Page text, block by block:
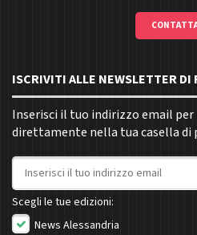
ISCRIVITI ALLE NEWSLETTER DI
Inserisci il tuo indirizzo email per
direttamente nella tua casella di
Indirizzo email
Scegli le tue edizioni:
News Alessandria